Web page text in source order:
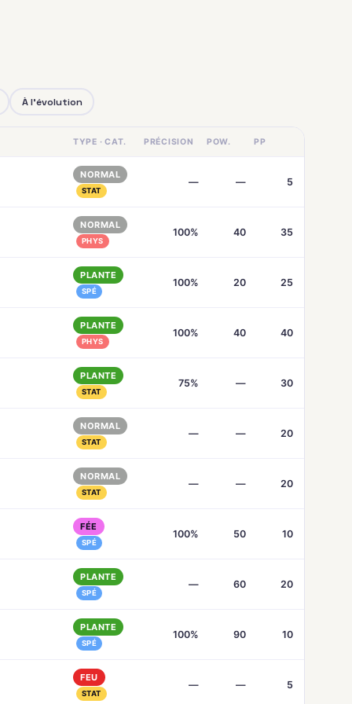
À l'évolution
TYPE · CAT. PRÉCISION POW. PP
NORMAL
STAT
— — 5
NORMAL
PHYS
100% 40 35
PLANTE
SPÉ
100% 20 25
PLANTE
PHYS
100% 40 40
PLANTE
STAT
75% — 30
NORMAL
STAT
— — 20
NORMAL
STAT
— — 20
FÉE
SPÉ
100% 50 10
PLANTE
SPÉ
— 60 20
PLANTE
SPÉ
100% 90 10
FEU
STAT
— — 5